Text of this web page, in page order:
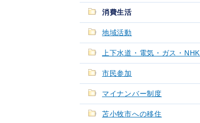
消費生活
地域活動
上下水道・電気・ガス・NHK
市民参加
マイナンバー制度
苫小牧市への移住